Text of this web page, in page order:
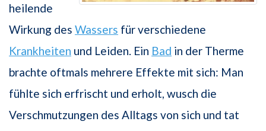
heilende
Wirkung des Wassers für verschiedene
Krankheiten und Leiden. Ein Bad in der Therme
brachte oftmals mehrere Effekte mit sich: Man
fühlte sich erfrischt und erholt, wusch die
Verschmutzungen des Alltags von sich und tat